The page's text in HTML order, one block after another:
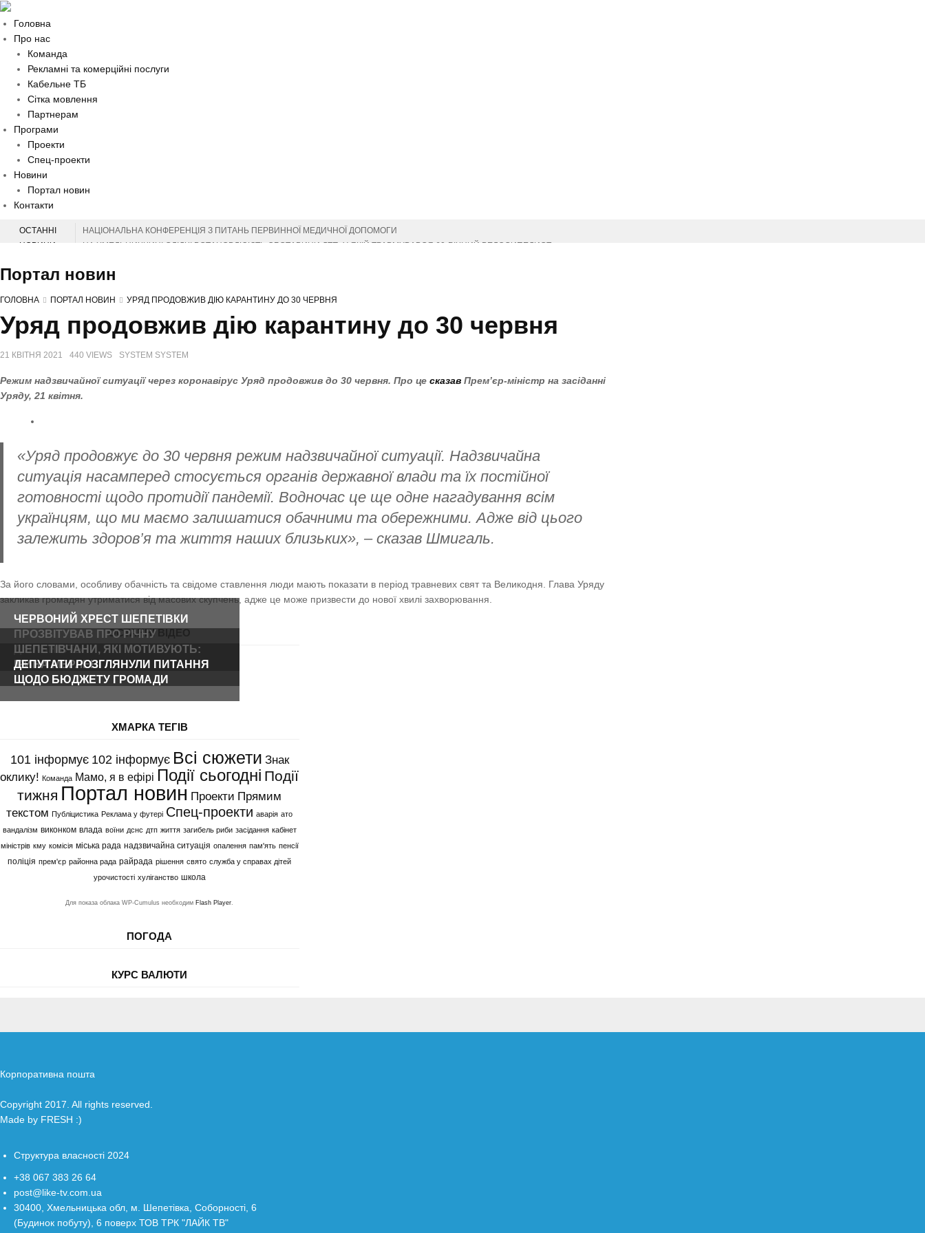
Головна
Про нас
Команда
Рекламні та комерційні послуги
Кабельне ТБ
Сітка мовлення
Партнерам
Програми
Проекти
Спец-проекти
Новини
Портал новин
Контакти
ОСТАННІ
НОВИНИ
НАЦІОНАЛЬНА КОНФЕРЕНЦІЯ З ПИТАНЬ ПЕРВИННОЇ МЕДИЧНОЇ ДОПОМОГИ
НА ХМЕЛЬНИЧЧИНІ СЛІДЧІ ВСТАНОВЛЮЮТЬ ОБСТАВИНИ ДТП, У ЯКІЙ ТРАВМУВАВСЯ 60-РІЧНИЙ ВЕЛОСИПЕДИСТ
СЕРГІЙ ТЮРІН ПРИВІТАВ МУЗЕЙНИКІВ ОБЛАСТІ З ПРОФЕСІЙНИМ СВЯТОМ
Портал новин
ГОЛОВНА ПОРТАЛ НОВИН УРЯД ПРОДОВЖИВ ДІЮ КАРАНТИНУ ДО 30 ЧЕРВНЯ
Уряд продовжив дію карантину до 30 червня
21 КВІТНЯ 2021 440 VIEWS SYSTEM SYSTEM
Режим надзвичайної ситуації через коронавірус Уряд продовжив до 30 червня. Про це сказав Прем’єр-міністр на засіданні
Уряду, 21 квітня.
«Уряд продовжує до 30 червня режим надзвичайної ситуації. Надзвичайна
ситуація насамперед стосується органів державної влади та їх постійної
готовності щодо протидії пандемії. Водночас це ще одне нагадування всім
українцям, що ми маємо залишатися обачними та обережними. Адже від цього
залежить здоров’я та життя наших близьких», – сказав Шмигаль.
За його словами, особливу обачність та свідоме ставлення люди мають показати в період травневих свят та Великодня. Глава Уряду
закликав громадян утриматися від масових скупчень, адже це може призвести до нової хвилі захворювання.
ОСТАННІ ВІДЕО
ЧЕРВОНИЙ ХРЕСТ ШЕПЕТІВКИ
ПРОЗВІТУВАВ ПРО РІЧНУ
ДІЯЛЬНІСТЬ
ШЕПЕТІВЧАНИ, ЯКІ МОТИВУЮТЬ:
ІРИНА МЕРЛЕНІ
ДЕПУТАТИ РОЗГЛЯНУЛИ ПИТАННЯ
ЩОДО БЮДЖЕТУ ГРОМАДИ
ХМАРКА ТЕГІВ
101 інформує 102 інформує Всі сюжети Знак
оклику! Команда Мамо, я в ефірі Події сьогодні Події
тижня Портал новин Проекти Прямим
текстом Публіцистика Реклама у футері Спец-проекти аварія ато
вандалізм виконком влада воїни дснс дтп життя загибель риби засідання кабінет
міністрів кму комісія міська рада надзвичайна ситуація опалення пам'ять пенсії
поліція прем'єр районна рада райрада рішення свято служба у справах дітей
урочистості хуліганство школа
Для показа облака WP-Cumulus необходим Flash Player.
ПОГОДА
КУРС ВАЛЮТИ
Корпоративна пошта
Copyright 2017. All rights reserved.
Made by FRESH :)
Структура власності 2024
+38 067 383 26 64
post@like-tv.com.ua
30400, Хмельницька обл, м. Шепетівка, Соборності, 6
(Будинок побуту), 6 поверх ТОВ ТРК "ЛАЙК ТВ"